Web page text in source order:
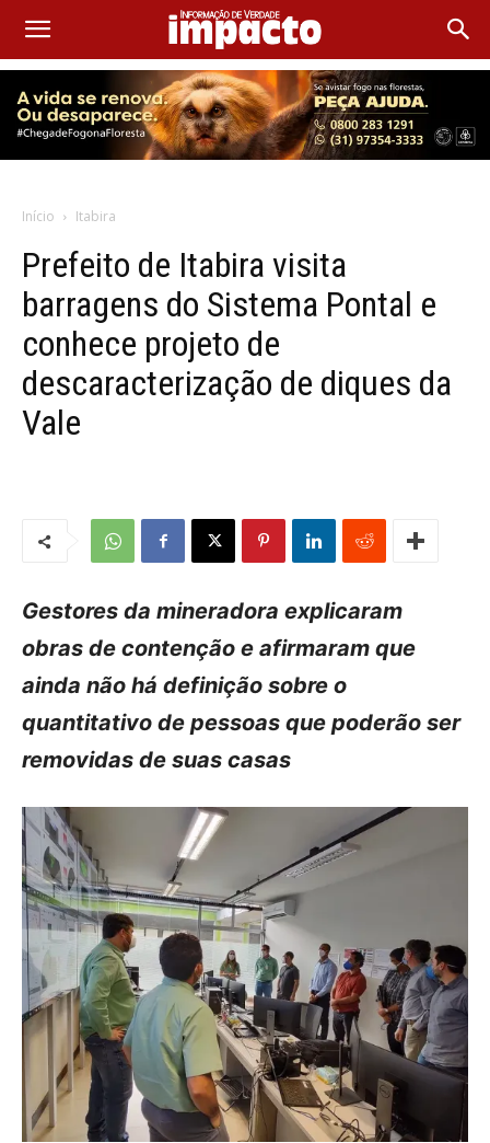
Início Itabira
Prefeito de Itabira visita
barragens do Sistema Pontal e
conhece projeto de
descaracterização de diques da
Vale
Gestores da mineradora explicaram
obras de contenção e afirmaram que
ainda não há definição sobre o
quantitativo de pessoas que poderão ser
removidas de suas casas